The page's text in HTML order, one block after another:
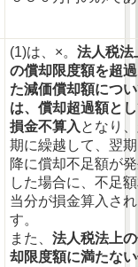
(1)は、×。 法人税法
の償却限度額を超
た減価償却額につ
は、償却超過額と
損金不算入 となり
期に繰越して、翌
降に償却不足額が
した場合に、不足
当分が損金算入さ
す。
また、 法人税法上
却限度額に満たな